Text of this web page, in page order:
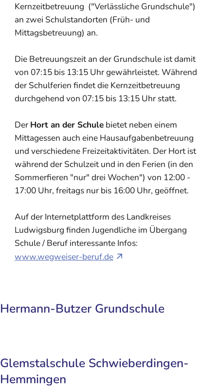
Kernzeitbetreuung ("Verlässliche Grundschule")
an zwei Schulstandorten (Früh- und
Mittagsbetreuung) an.
Die Betreuungszeit an der Grundschule ist damit
von 07:15 bis 13:15 Uhr gewährleistet. Während
der Schulferien findet die Kernzeitbetreuung
durchgehend von 07:15 bis 13:15 Uhr statt.
Der Hort an der Schule bietet neben einem
Mittagessen auch eine Hausaufgabenbetreuung
und verschiedene Freizeitaktivitäten. Der Hort ist
während der Schulzeit und in den Ferien (in den
Sommerfieren "nur" drei Wochen") von 12:00 -
17:00 Uhr, freitags nur bis 16:00 Uhr, geöffnet.
Auf der Internetplattform des Landkreises
Ludwigsburg finden Jugendliche im Übergang
Schule / Beruf interessante Infos:
www.wegweiser-beruf.de
Hermann-Butzer Grundschule
Glemstalschule Schwieberdingen-
Hemmingen